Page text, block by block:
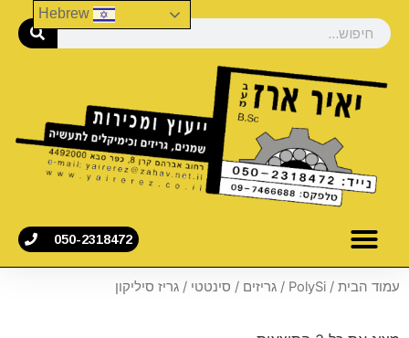
050-2318472
עמוד הבית /
PolySi
/ גריזים / סינטטי / גריז סיליקון
Hebrew